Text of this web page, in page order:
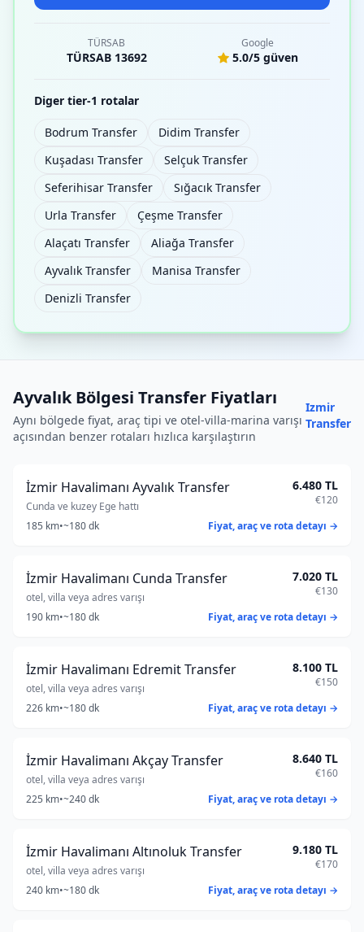
TÜRSAB
TÜRSAB 13692
Google
5.0/5 güven
Diger tier-1 rotalar
Bodrum Transfer
Didim Transfer
Kuşadası Transfer
Selçuk Transfer
Seferihisar Transfer
Sığacık Transfer
Urla Transfer
Çeşme Transfer
Alaçatı Transfer
Aliağa Transfer
Ayvalık Transfer
Manisa Transfer
Denizli Transfer
Ayvalık Bölgesi Transfer Fiyatları
Aynı bölgede fiyat, araç tipi ve otel-villa-marina varışı
açısından benzer rotaları hızlıca karşılaştırın
Izmir
Transfer
İzmir Havalimanı Ayvalık Transfer
Cunda ve kuzey Ege hattı
6.480 TL
€120
185 km•~180 dk Fiyat, araç ve rota detayı →
İzmir Havalimanı Cunda Transfer
otel, villa veya adres varışı
7.020 TL
€130
190 km•~180 dk Fiyat, araç ve rota detayı →
İzmir Havalimanı Edremit Transfer
otel, villa veya adres varışı
8.100 TL
€150
226 km•~180 dk Fiyat, araç ve rota detayı →
İzmir Havalimanı Akçay Transfer
otel, villa veya adres varışı
8.640 TL
€160
225 km•~240 dk Fiyat, araç ve rota detayı →
İzmir Havalimanı Altınoluk Transfer
otel, villa veya adres varışı
9.180 TL
€170
240 km•~180 dk Fiyat, araç ve rota detayı →